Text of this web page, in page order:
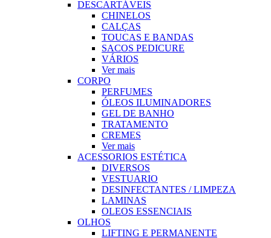
DESCARTÁVEIS
CHINELOS
CALÇAS
TOUCAS E BANDAS
SACOS PEDICURE
VÁRIOS
Ver mais
CORPO
PERFUMES
ÓLEOS ILUMINADORES
GEL DE BANHO
TRATAMENTO
CREMES
Ver mais
ACESSORIOS ESTÉTICA
DIVERSOS
VESTUARIO
DESINFECTANTES / LIMPEZA
LAMINAS
OLEOS ESSENCIAIS
OLHOS
LIFTING E PERMANENTE